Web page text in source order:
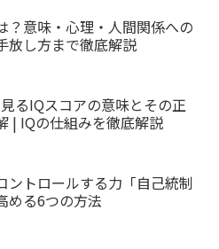
？意味・心理・人間関係への
放し方まで徹底解説
るIQスコアの意味とその正
| IQの仕組みを徹底解説
ントロールする力「自己統制
める6つの方法